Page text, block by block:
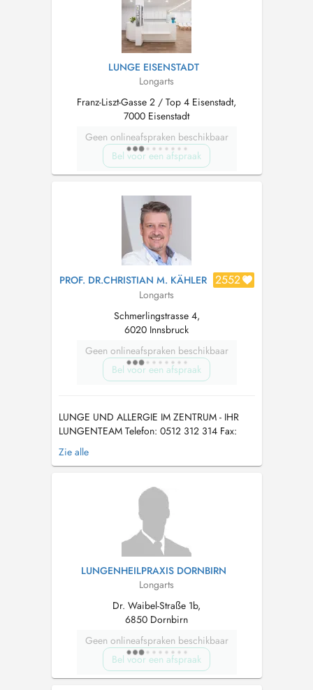
LUNGE EISENSTADT
Longarts
Franz-Liszt-Gasse 2 / Top 4 Eisenstadt,
7000 Eisenstadt
Geen onlineafspraken beschikbaar
Bel voor een afspraak
PROF. DR.CHRISTIAN M. KÄHLER 2552
Longarts
Schmerlingstrasse 4,
6020 Innsbruck
Geen onlineafspraken beschikbaar
Bel voor een afspraak
LUNGE UND ALLERGIE IM ZENTRUM - IHR
LUNGENTEAM Telefon: 0512 312 314 Fax:
0512 312 314 316 Mail:
Wo Sie uns jetzt neu finden: LUNGE UND
Schmerlingstrasse 4 6020 Innsbruck Österreich
Es ist mir wichtig, dass für unser Gespräch...
Zie alle
LUNGENHEILPRAXIS DORNBIRN
Longarts
Dr. Waibel-Straße 1b,
6850 Dornbirn
Geen onlineafspraken beschikbaar
Bel voor een afspraak